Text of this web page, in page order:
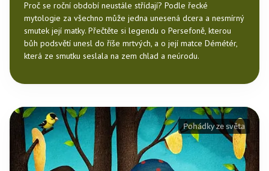
Proč se roční období neustále střídají? Podle řecké
mytologie za všechno může jedna unesená dcera a nesmírný
smutek její matky. Přečtěte si legendu o Persefoně, kterou
bůh podsvětí unesl do říše mrtvých, a o její matce Démétér,
která ze smutku seslala na zem chlad a neúrodu.
Pohádky ze světa